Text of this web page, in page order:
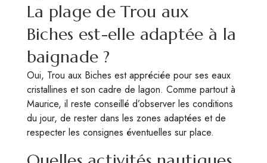
La plage de Trou aux
Biches est-elle adaptée à la
baignade ?
Oui, Trou aux Biches est appréciée pour ses eaux
cristallines et son cadre de lagon. Comme partout à
Maurice, il reste conseillé d’observer les conditions
du jour, de rester dans les zones adaptées et de
respecter les consignes éventuelles sur place.